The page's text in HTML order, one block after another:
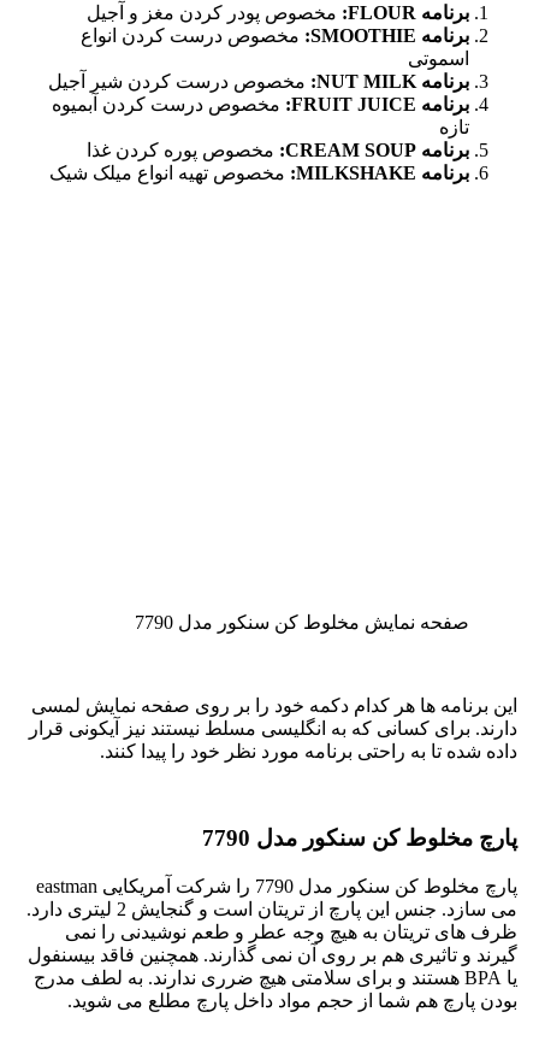
برنامه FLOUR:
مخصوص پودر کردن مغز و آجیل
برنامه SMOOTHIE:
مخصوص درست کردن انواع
اسموتی
برنامه NUT MILK:
مخصوص درست کردن شیر آجیل
برنامه FRUIT JUICE:
مخصوص درست کردن آبمیوه
تازه
برنامه CREAM SOUP:
مخصوص پوره کردن غذا
برنامه MILKSHAKE:
مخصوص تهیه انواع میلک شیک
صفحه نمایش مخلوط کن سنکور مدل 7790
این برنامه ها هر کدام دکمه خود را بر روی صفحه نمایش لمسی
دارند. برای کسانی که به انگلیسی مسلط نیستند نیز آیکونی قرار
داده شده تا به راحتی برنامه مورد نظر خود را پیدا کنند.
پارچ مخلوط کن سنکور مدل 7790
پارچ مخلوط کن سنکور مدل 7790 را شرکت آمریکایی eastman
می سازد. جنس این پارچ از تریتان است و گنجایش 2 لیتری دارد.
ظرف های تریتان به هیچ وجه عطر و طعم نوشیدنی را نمی
گیرند و تاثیری هم بر روی آن نمی گذارند. همچنین فاقد بیسنفول
یا BPA هستند و برای سلامتی هیچ ضرری ندارند. به لطف مدرج
بودن پارچ هم شما از حجم مواد داخل پارچ مطلع می شوید.